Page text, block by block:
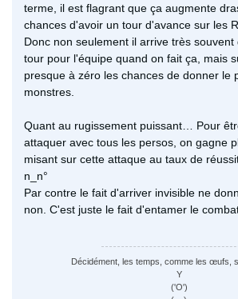
terme, il est flagrant que ça augmente
chances d'avoir un tour d'avance sur les
Donc non seulement il arrive très
tour pour l'équipe quand on fait ça, mais
presque à zéro les chances de donner le
monstres.
Quant au rugissement puissant… Pour
attaquer avec tous les persos, on gagne
misant sur cette attaque au taux de
n_n°
Par contre le fait d'arriver invisible ne
non. C'est juste le fait d'entamer le
Décidément, les temps, comme les œufs,
Y
('O')